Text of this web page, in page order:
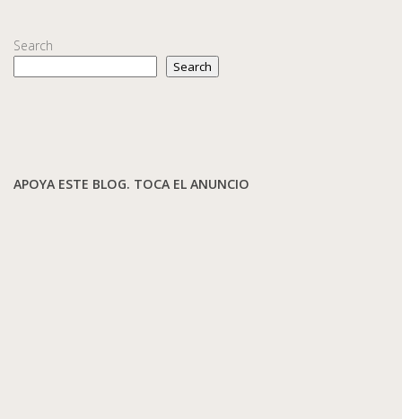
Search
Search
APOYA ESTE BLOG. TOCA EL ANUNCIO